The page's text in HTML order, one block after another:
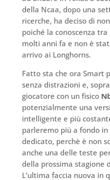
della Ncaa, dopo una
ricerche, ha deciso di
poiché la conoscenza
molti anni fa e non è
arrivo ai Longhorns.
Fatto sta che ora Smart
senza distrazioni e,
giocatore con un fisico
potenzialmente una
intelligente e più
parleremo più a fondo
dedicato, perchè è non
anche una delle teste
della prossima stagione
L’ultima faccia nuova in